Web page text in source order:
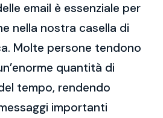
email è essenziale per
nella nostra casella di
Molte persone tendono
quantità di
tempo, rendendo
importanti